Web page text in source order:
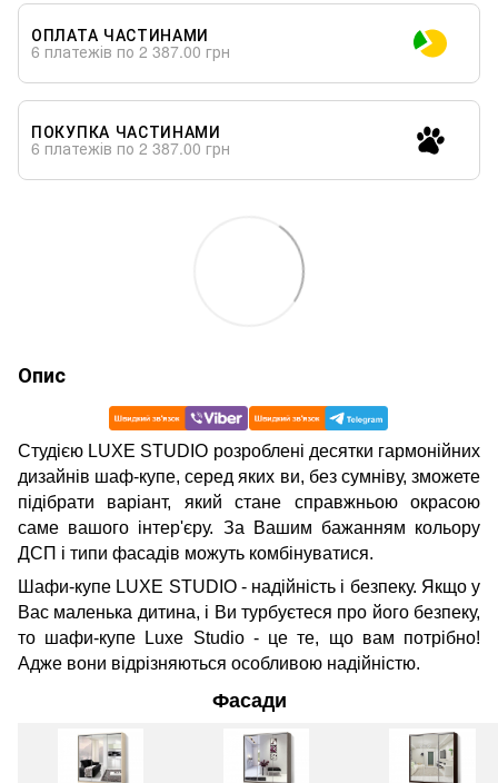
ОПЛАТА ЧАСТИНАМИ
6 платежів по 2 387.00 грн
ПОКУПКА ЧАСТИНАМИ
6 платежів по 2 387.00 грн
Опис
Студією LUXE STUDIO розроблені десятки гармонійних
дизайнів шаф-купе, серед яких ви, без сумніву, зможете
підібрати варіант, який стане справжньою окрасою
саме вашого інтер'єру. За Вашим бажанням кольору
ДСП і типи фасадів можуть комбінуватися.
Шафи-купе LUXE STUDIO - надійність і безпеку. Якщо у
Вас маленька дитина, і Ви турбуєтеся про його безпеку,
то шафи-купе Luxe Studio - це те, що вам потрібно!
Адже вони відрізняються особливою надійністю.
Фасади